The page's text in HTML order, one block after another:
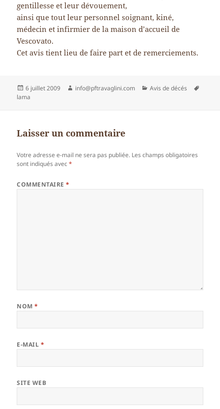
gentillesse et leur dévouement,
ainsi que tout leur personnel soignant, kiné,
médecin et infirmier de la maison d’accueil de
Vescovato.
Cet avis tient lieu de faire part et de remerciements.
Publié
le
6 juillet 2009 Auteur
info@pftravaglini.com Catégories
Avis de décés
lama
Laisser un commentaire
Votre adresse e-mail ne sera pas publiée. Les champs obligatoires
sont indiqués avec*
COMMENTAIRE*
NOM*
E-MAIL *
SITE WEB